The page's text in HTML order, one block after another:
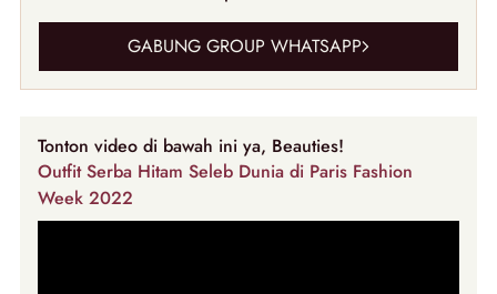
GABUNG GROUP WHATSAPP
Tonton video di bawah ini ya, Beauties!
Outfit Serba Hitam Seleb Dunia di Paris Fashion
Week 2022